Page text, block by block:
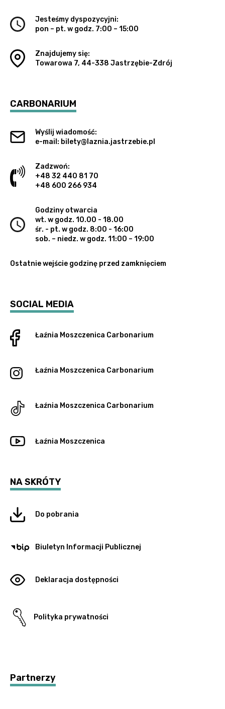
Jesteśmy dyspozycyjni:
pon – pt. w godz. 7:00 – 15:00
Znajdujemy się:
Towarowa 7, 44-338 Jastrzębie-Zdrój
CARBONARIUM
Wyślij wiadomość:
e-mail: bilety@laznia.jastrzebie.pl
Zadzwoń:
+48 32 440 81 70
+48 600 266 934
Godziny otwarcia
wt. w godz. 10.00 - 18.00
śr. - pt. w godz. 8:00 - 16:00
sob. – niedz. w godz. 11:00 – 19:00
Ostatnie wejście godzinę przed zamknięciem
SOCIAL MEDIA
Łaźnia Moszczenica Carbonarium
Łaźnia Moszczenica Carbonarium
Łaźnia Moszczenica Carbonarium
Łaźnia Moszczenica
NA SKRÓTY
Do pobrania
Biuletyn Informacji Publicznej
Deklaracja dostępności
Polityka prywatności
Partnerzy